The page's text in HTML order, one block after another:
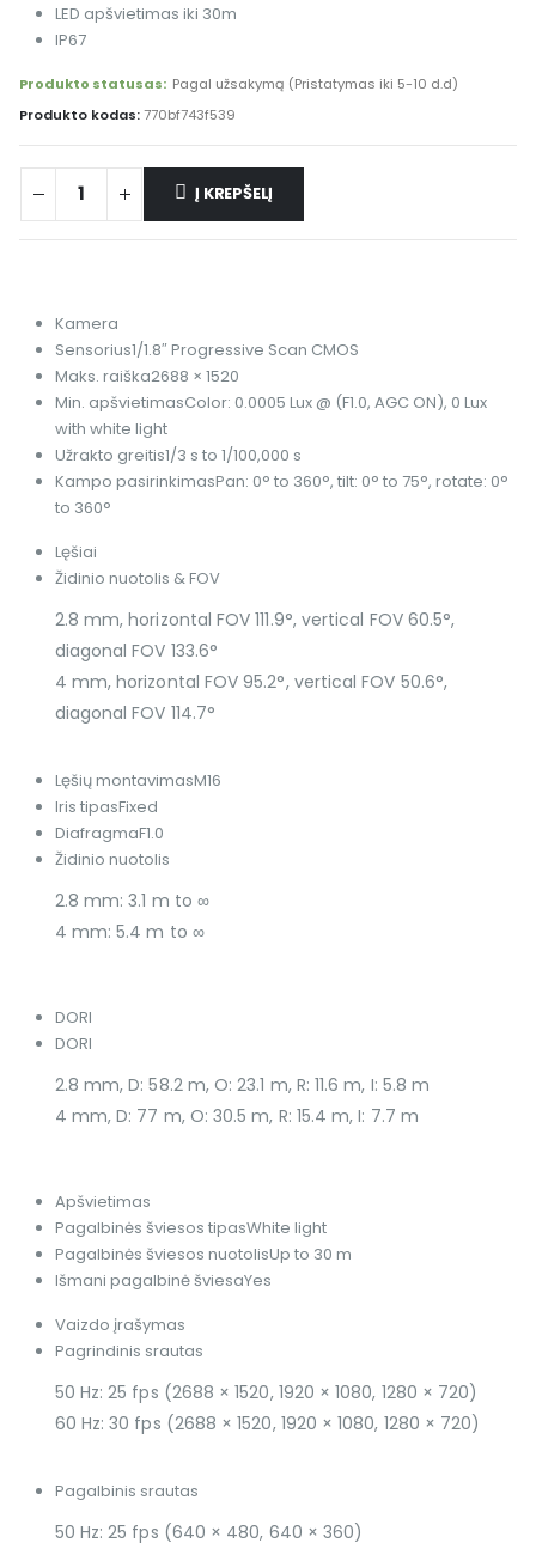
LED apšvietimas iki 30m
IP67
Produkto statusas: Pagal užsakymą (Pristatymas iki 5-10 d.d)
Produkto kodas:770bf743f539
Į KREPŠELĮ
Kamera
Sensorius1/1.8″ Progressive Scan CMOS
Maks. raiška2688 × 1520
Min. apšvietimasColor: 0.0005 Lux @ (F1.0, AGC ON), 0 Lux
with white light
Užrakto greitis1/3 s to 1/100,000 s
Kampo pasirinkimasPan: 0° to 360°, tilt: 0° to 75°, rotate: 0°
to 360°
Lęšiai
Židinio nuotolis & FOV
2.8 mm, horizontal FOV 111.9°, vertical FOV 60.5°,
diagonal FOV 133.6°
4 mm, horizontal FOV 95.2°, vertical FOV 50.6°,
diagonal FOV 114.7°
Lęšių montavimasM16
Iris tipasFixed
DiafragmaF1.0
Židinio nuotolis
2.8 mm: 3.1 m to ∞
4 mm: 5.4 m to ∞
DORI
DORI
2.8 mm, D: 58.2 m, O: 23.1 m, R: 11.6 m, I: 5.8 m
4 mm, D: 77 m, O: 30.5 m, R: 15.4 m, I: 7.7 m
Apšvietimas
Pagalbinės šviesos tipasWhite light
Pagalbinės šviesos nuotolisUp to 30 m
Išmani pagalbinė šviesaYes
Vaizdo įrašymas
Pagrindinis srautas
50 Hz: 25 fps (2688 × 1520, 1920 × 1080, 1280 × 720)
60 Hz: 30 fps (2688 × 1520, 1920 × 1080, 1280 × 720)
Pagalbinis srautas
50 Hz: 25 fps (640 × 480, 640 × 360)